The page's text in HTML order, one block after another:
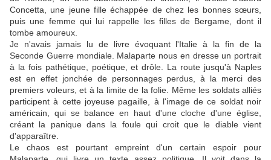
Concetta, une jeune fille échappée de chez les bonnes sœurs,
puis une femme qui lui rappelle les filles de Bergame, dont il
tombe amoureux.
Je n'avais jamais lu de livre évoquant l'Italie à la fin de la
Seconde Guerre mondiale. Malaparte nous en dresse un portrait
à la fois pathétique, poétique, et drôle. La route jusqu'à Naples
est en effet jonchée de personnages perdus, à la merci des
premiers voleurs, et à la limite de la folie. Même les soldats alliés
participent à cette joyeuse pagaille, à l'image de ce soldat noir
américain, qui se balance en haut d'une cloche d'une église,
créant la panique dans la foule qui croit que le diable vient
d'apparaître.
Le chaos est pourtant empreint d'un certain espoir pour